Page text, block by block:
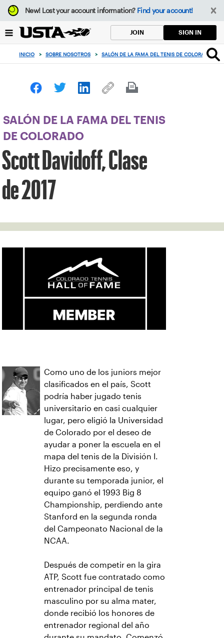
Enfoque
desde
botón
volver
principio
New!Lost your account information? Find your account!
JOIN SIGN IN
INICIO > SOBRE NOSOTROS > SALÓN DE LA FAMA DEL TENIS DE COLORADO >
SALÓN DE LA FAMA DEL TENIS
DE COLORADO
Scott Davidoff, Clase
de 2017
Como uno de los juniors mejor
clasificados en el país, Scott
podría haber jugado tenis
universitario en casi cualquier
lugar, pero eligió la Universidad
de Colorado por el deseo de
ayudar a poner la escuela en el
mapa del tenis de la División I.
Hizo precisamente eso, y
durante su temporada junior, el
equipo ganó el 1993 Big 8
Championship, perdiendo ante
Stanford en la segunda ronda
del Campeonato Nacional de la
NCAA.
Después de competir en la gira
ATP, Scott fue contratado como
entrenador principal de tenis
masculino por su alma mater,
donde recibió los honores de
entrenador regional del año